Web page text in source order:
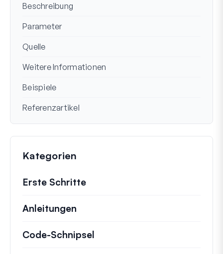
Beschreibung
Parameter
Quelle
Weitere Informationen
Beispiele
Referenzartikel
Kategorien
Erste Schritte
Anleitungen
Code-Schnipsel